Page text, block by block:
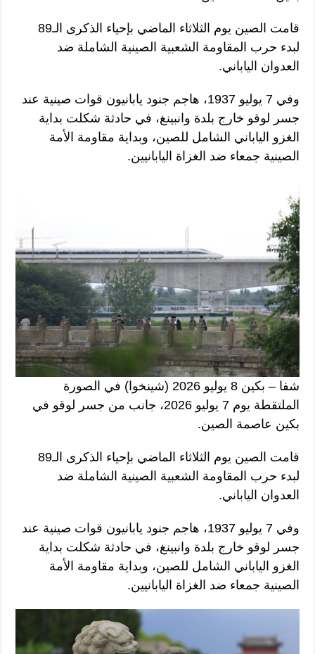
قامت الصين يوم الثلاثاء الماضي بإحياء الذكرى الـ89
لبدء حرب المقاومة الشعبية الصينية الشاملة ضد
العدوان الياباني.
وفي 7 يوليو 1937، هاجم جنود يابانيون قوات صينية عند
جسر لوقو خارج بلدة وانبينغ، في حادثة شكلت بداية
الغزو الياباني الشامل للصين، وبداية مقاومة الأمة
الصينية جمعاء ضد الغزاة اليابانيين.
شفا – بكين 8 يوليو 2026 (شينخوا) في الصورة
الملتقطة يوم 7 يوليو 2026، جانب من جسر لوقو في
بكين عاصمة الصين.
قامت الصين يوم الثلاثاء الماضي بإحياء الذكرى الـ89
لبدء حرب المقاومة الشعبية الصينية الشاملة ضد
العدوان الياباني.
وفي 7 يوليو 1937، هاجم جنود يابانيون قوات صينية عند
جسر لوقو خارج بلدة وانبينغ، في حادثة شكلت بداية
الغزو الياباني الشامل للصين، وبداية مقاومة الأمة
الصينية جمعاء ضد الغزاة اليابانيين.